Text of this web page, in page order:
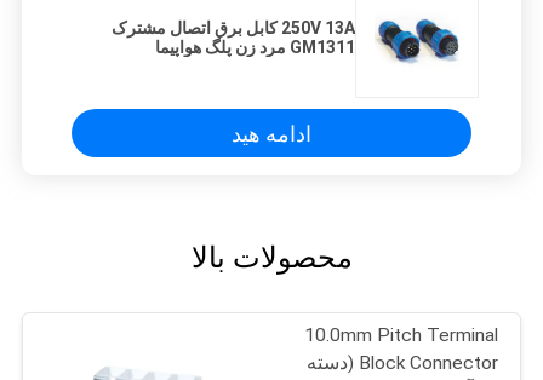
250V 13A کابل برق اتصال مشترک
GM1311 مرد زن پلگ هواپیما
ادامه هید
محصولات بالا
10.0mm Pitch Terminal
Block Connector (دسته